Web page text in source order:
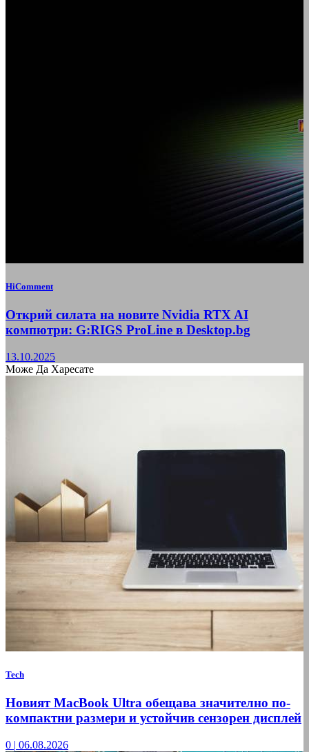
HiComment
Открий силата на новите Nvidia RTX AI
компютри: G:RIGS ProLine в Desktop.bg
13.10.2025
Може Да Харесате
Tech
Новият MacBook Ultra обещава значително по-
компактни размери и устойчив сензорен дисплей
0 | 06.08.2026